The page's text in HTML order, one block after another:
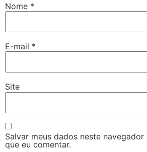
Nome *
E-mail *
Site
Salvar meus dados neste
que eu comentar.